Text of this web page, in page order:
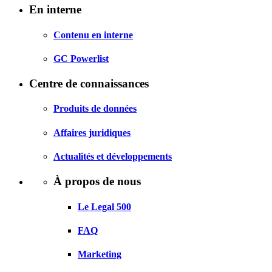
En interne
Contenu en interne
GC Powerlist
Centre de connaissances
Produits de données
Affaires juridiques
Actualités et développements
À propos de nous
Le Legal 500
FAQ
Marketing